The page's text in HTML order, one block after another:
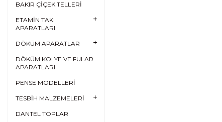
BAKIR ÇİÇEK TELLERİ
ETAMİN TAKI
APARATLARI
DÖKÜM APARATLAR
DÖKÜM KOLYE VE FULAR
APARATLARI
PENSE MODELLERİ
TESBİH MALZEMELERİ
DANTEL TOPLAR